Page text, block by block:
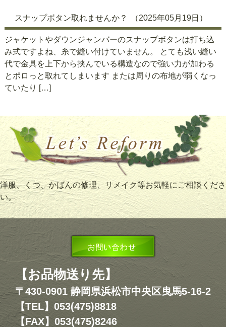
スナップボタン取れませんか？ （2025年05月19日）
ジャケットやダウンジャンバーのスナップボタンは打ち込
み式ですよね、糸で縫い付けていません。 とても浅い縫い
代で金具を上下から挟んでいる構造なので強い力が加わる
とポロっと取れてしまいます または周りの布地が弱くなっ
ていたり […]
洋服、くつ、かばんの修理、リメイク等お気軽にご相談くださ
い。
【お品物送り先】
〒430-0901 静岡県浜松市中央区曳馬5-16-2
【TEL】053(475)8818
【FAX】053(475)8246